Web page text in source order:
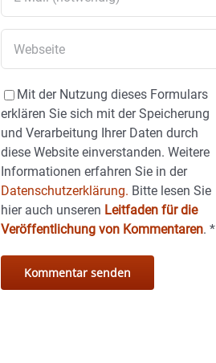
Mit der Nutzung dieses Formulars
erklären Sie sich mit der Speicherung
und Verarbeitung Ihrer Daten durch
diese Website einverstanden. Weitere
Informationen erfahren Sie in der
Datenschutzerklärung. Bitte lesen Sie
hier auch unseren Leitfaden für die
Veröffentlichung von Kommentaren.*